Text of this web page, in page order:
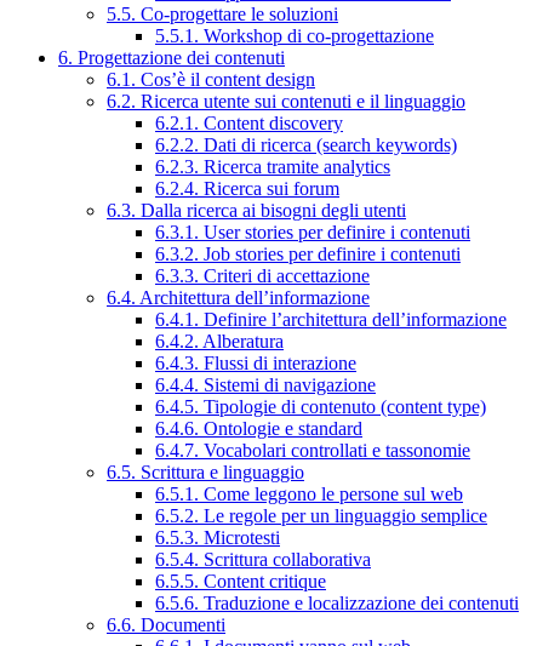
5.5. Co-progettare le soluzioni
5.5.1. Workshop di co-progettazione
6. Progettazione dei contenuti
6.1. Cos’è il content design
6.2. Ricerca utente sui contenuti e il linguaggio
6.2.1. Content discovery
6.2.2. Dati di ricerca (search keywords)
6.2.3. Ricerca tramite analytics
6.2.4. Ricerca sui forum
6.3. Dalla ricerca ai bisogni degli utenti
6.3.1. User stories per definire i contenuti
6.3.2. Job stories per definire i contenuti
6.3.3. Criteri di accettazione
6.4. Architettura dell’informazione
6.4.1. Definire l’architettura dell’informazione
6.4.2. Alberatura
6.4.3. Flussi di interazione
6.4.4. Sistemi di navigazione
6.4.5. Tipologie di contenuto (content type)
6.4.6. Ontologie e standard
6.4.7. Vocabolari controllati e tassonomie
6.5. Scrittura e linguaggio
6.5.1. Come leggono le persone sul web
6.5.2. Le regole per un linguaggio semplice
6.5.3. Microtesti
6.5.4. Scrittura collaborativa
6.5.5. Content critique
6.5.6. Traduzione e localizzazione dei contenuti
6.6. Documenti